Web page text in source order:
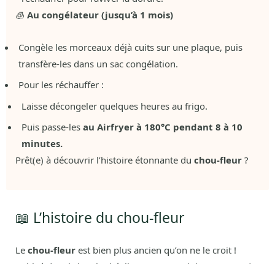
🧊 Au congélateur (jusqu’à 1 mois)
Congèle les morceaux déjà cuits sur une plaque, puis
transfère-les dans un sac congélation.
Pour les réchauffer :
Laisse décongeler quelques heures au frigo.
Puis passe-les au Airfryer à 180°C pendant 8 à 10
minutes.
Prêt(e) à découvrir l’histoire étonnante du chou-fleur ?
📖 L’histoire du chou-fleur
Le chou-fleur est bien plus ancien qu’on ne le croit !